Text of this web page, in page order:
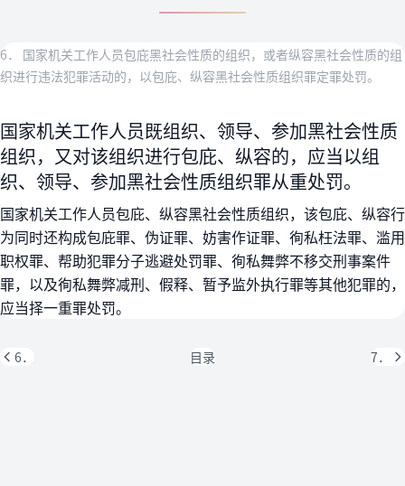
6． 国家机关工作人员包庇黑社会性质的组织，或者纵容黑社会性质的组
织进行违法犯罪活动的，以包庇、纵容黑社会性质组织罪定罪处罚。
国家机关工作人员既组织、领导、参加黑社会性质
组织，又对该组织进行包庇、纵容的，应当以组
织、领导、参加黑社会性质组织罪从重处罚。
国家机关工作人员包庇、纵容黑社会性质组织，该包庇、纵容行
为同时还构成包庇罪、伪证罪、妨害作证罪、徇私枉法罪、滥用
职权罪、帮助犯罪分子逃避处罚罪、徇私舞弊不移交刑事案件
罪，以及徇私舞弊减刑、假释、暂予监外执行罪等其他犯罪的，
应当择一重罪处罚。
6． 目录 7．